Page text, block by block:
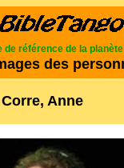
de référence de la planète
des
Anne